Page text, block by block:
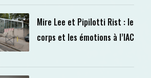
Mire Lee et Pipilotti Rist : le
corps et les émotions à l’IAC